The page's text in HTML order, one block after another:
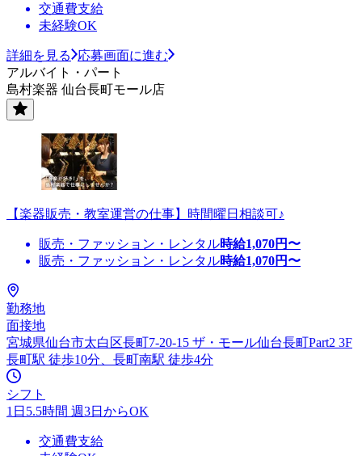
交通費支給
未経験OK
詳細を見る
応募画面に進む
アルバイト・パート
島村楽器 仙台長町モール店
【楽器販売・教室運営の仕事】時間曜日相談可♪
販売・ファッション・レンタル時給1,070円〜
販売・ファッション・レンタル時給1,070円〜
勤務地
面接地
宮城県仙台市太白区長町7-20-15 ザ・モール仙台長町Part2 3F
長町駅 徒歩10分、長町南駅 徒歩4分
シフト
1日5.5時間 週3日からOK
交通費支給